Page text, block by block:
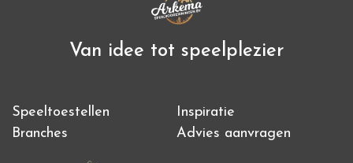
Van idee tot speelplezier
Speeltoestellen
Inspiratie
Branches
Advies aanvragen